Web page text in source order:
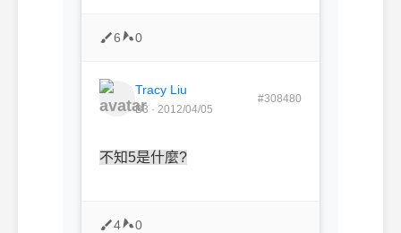
6 0
Tracy Liu
B3 · 2012/04/05
#308480
不知5是什麼?
4 0